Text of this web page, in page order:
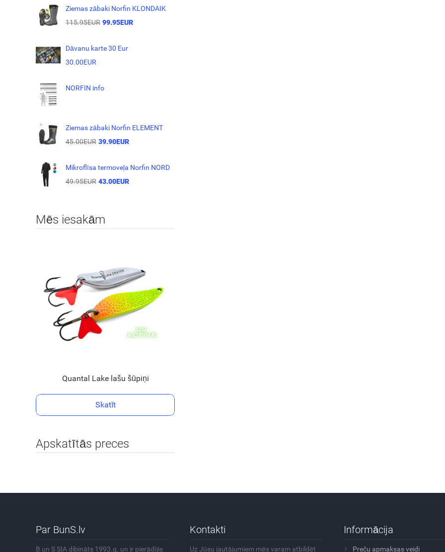
Ziemas zābaki Norfin KLONDAIK
115.95EUR 99.95EUR
Dāvanu karte 30 Eur
30.00EUR
NORFIN info
Ziemas zābaki Norfin ELEMENT
45.00EUR 39.90EUR
Mikroflīsa termoveļa Norfin NORD
49.95EUR 43.00EUR
Mēs iesakām
Quantal Lake lašu šūpiņi
Skatīt
Apskatītās preces
Par BunS.lv
B un S SIA dibināts 1993.g. un ir pierādījis
Kontakti
Uz Jūsu jautājumiem mēs varam atbildēt
Informācija
Preču apmaksas veidi